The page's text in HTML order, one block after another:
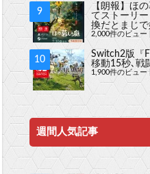
【朗報】ほ
てストーリ
換だとまじ
2,000件のビュー
Switch2版『
移動15秒､戦
1,900件のビュー
週間人気記事